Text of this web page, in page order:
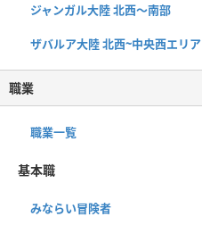
ジャンガル大陸 北西〜南部
ザバルア大陸 北西~中央西エリア
職業
職業一覧
基本職
みならい冒険者